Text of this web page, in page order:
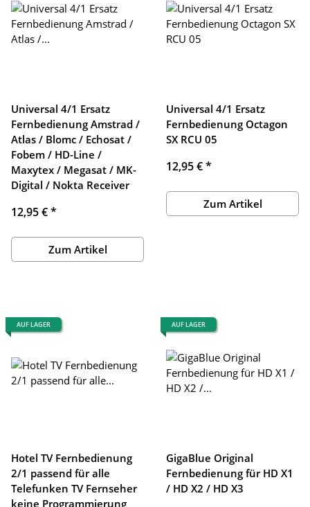
Universal 4/1 Ersatz
Fernbedienung Amstrad /
Atlas / Blomc / Echosat /
Fobem / HD-Line /
Maxytex / Megasat / MK-
Digital / Nokta Receiver
12,95 €*
Zum Artikel
Universal 4/1 Ersatz
Fernbedienung Octagon
SX RCU 05
12,95 €*
Zum Artikel
AUF LAGER
Hotel TV Fernbedienung
2/1 passend für alle
Telefunken TV Fernseher
keine Programmierung
AUF LAGER
GigaBlue Original
Fernbedienung für HD X1
/ HD X2 / HD X3